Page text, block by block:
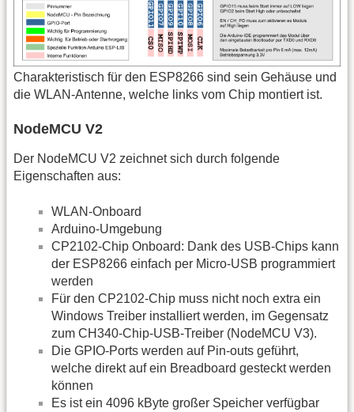
Charakteristisch für den ESP8266 sind sein Gehäuse und
die WLAN-Antenne, welche links vom Chip montiert ist.
NodeMCU V2
Der NodeMCU V2 zeichnet sich durch folgende
Eigenschaften aus:
WLAN-Onboard
Arduino-Umgebung
CP2102-Chip Onboard: Dank des USB-Chips kann
der ESP8266 einfach per Micro-USB programmiert
werden
Für den CP2102-Chip muss nicht noch extra ein
Windows Treiber installiert werden, im Gegensatz
zum CH340-Chip-USB-Treiber (NodeMCU V3).
Die GPIO-Ports werden auf Pin-outs geführt,
welche direkt auf ein Breadboard gesteckt werden
können
Es ist ein 4096 kByte großer Speicher verfügbar